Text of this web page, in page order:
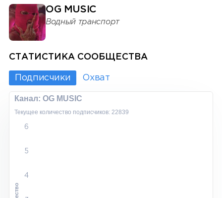
OG MUSIC
Водный транспорт
СТАТИСТИКА СООБЩЕСТВА
Подписчики Охват
Канал: OG MUSIC
Текущее количество подписчиков: 22839
6
5
4